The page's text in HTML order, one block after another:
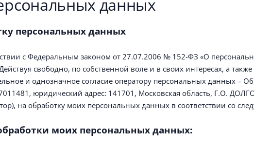
данных
персональных данных
с Федеральным законом от 27.07.2006 № 152-ФЗ «О
свободно, по собственной воле и в своих интересах, а
и однозначное согласие оператору персональных данных –
юридический адрес: 141701, Московская область,
на обработку моих персональных данных в соответствии со
моих персональных данных: